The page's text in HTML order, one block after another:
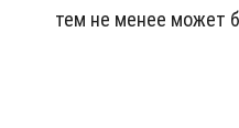
тем не менее может